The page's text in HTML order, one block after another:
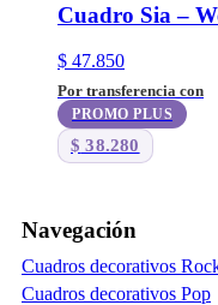
Cuadro Sia –
$ 47.850
Por transferencia con
PROMO PLUS
$ 38.280
Navegación
Cuadros decorativos
Cuadros decorativos Pop